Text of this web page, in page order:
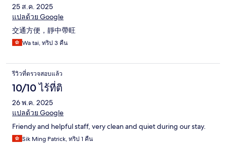
25 ส.ค. 2025
แปลด้วย Google
交通方便，靜中帶旺
Wa tai, ทริป 3 คืน
รีวิวที่ตรวจสอบแล้ว
10/10 ไร้ที่ติ
26 พ.ค. 2025
แปลด้วย Google
Friendy and helpful staff, very clean and quiet during our stay.
Sik Ming Patrick, ทริป 1 คืน